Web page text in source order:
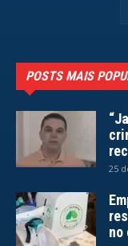
POSTS MAIS
25
no